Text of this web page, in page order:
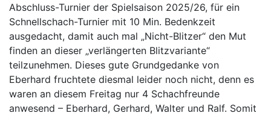
Abschluss-Turnier der Spielsaison 2025/26, für ein
Schnellschach-Turnier mit 10 Min. Bedenkzeit
ausgedacht, damit auch mal „Nicht-Blitzer“ den Mut
finden an dieser „verlängerten Blitzvariante“
teilzunehmen. Dieses gute Grundgedanke von
Eberhard fruchtete diesmal leider noch nicht, denn es
waren an diesem Freitag nur 4 Schachfreunde
anwesend – Eberhard, Gerhard, Walter und Ralf. Somit